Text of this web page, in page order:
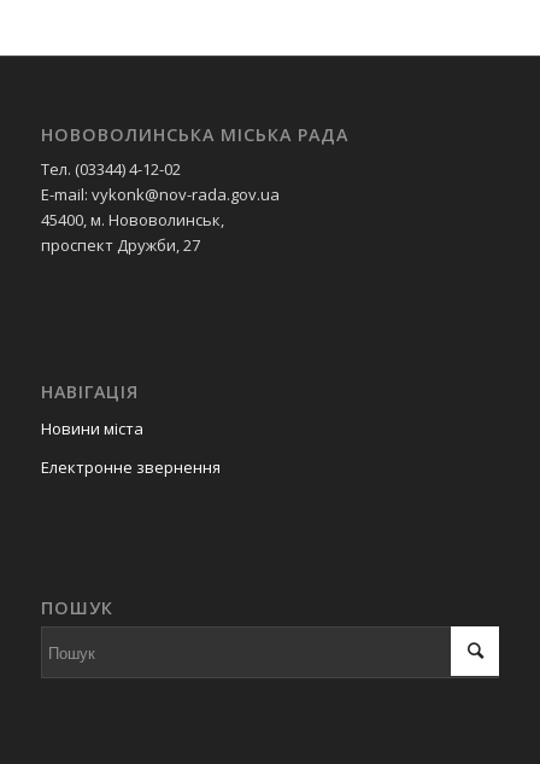
НОВОВОЛИНСЬКА МІСЬКА РАДА
Тел. (03344) 4-12-02
E-mail: vykonk@nov-rada.gov.ua
45400, м. Нововолинськ,
проспект Дружби, 27
НАВІГАЦІЯ
Новини міста
Електронне звернення
ПОШУК